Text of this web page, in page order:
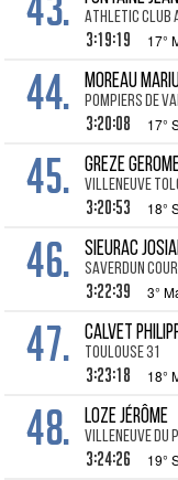
Athletic club
3:19:19 17°
44. MOREAU
Pompiers de
3:20:08 17°
45. GREZE
Villeneuve
3:20:53 18°
46. SIEURAC
Saverdun
3:22:39 3°
47. CALVET
Toulouse 31
3:23:18 18°
48. LOZE Jérôme
Villeneuve du
3:24:26 19°